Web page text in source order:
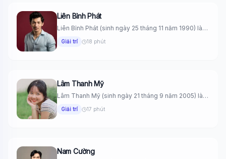
Liên Bỉnh Phát
Liên Bỉnh Phát (sinh ngày 25 tháng 11 năm 1990) là
Giải trí 18 phút
Lâm Thanh Mỹ
Lâm Thanh Mỹ (sinh ngày 21 tháng 9 năm 2005) là
Giải trí 17 phút
Nam Cường